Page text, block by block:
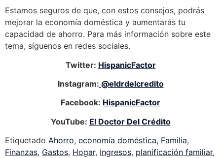
Estamos seguros de que, con estos consejos, podrás
mejorar la economía doméstica y aumentarás tu
capacidad de ahorro. Para más información sobre este
tema, síguenos en redes sociales.
Twitter: HispanicFactor
Instagram: @eldrdelcredito
Facebook: HispanicFactor
YouTube: El Doctor Del Crédito
Etiquetado Ahorro, economía doméstica, Familia,
Finanzas, Gastos, Hogar, Ingresos, planificación familiar,